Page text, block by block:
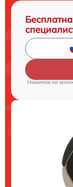
Нажимая на